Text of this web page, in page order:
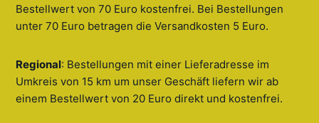
Bestellwert von 70 Euro kostenfrei. Bei Bestellungen
unter 70 Euro betragen die Versandkosten 5 Euro.
Regional: Bestellungen mit einer Lieferadresse im
Umkreis von 15 km um unser Geschäft liefern wir ab
einem Bestellwert von 20 Euro direkt und kostenfrei.